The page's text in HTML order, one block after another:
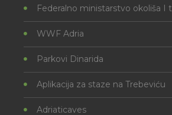
Federalno ministarstvo okoliša I
WWF Adria
Parkovi Dinarida
Aplikacija za staze na Trebeviću
Adriaticaves